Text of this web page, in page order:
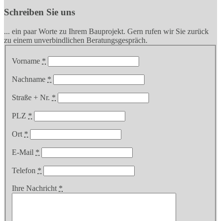
Schreiben Sie uns
... ein paar Worte zu Ihrem Bauprojekt. Gern rufen wir Sie zurück
zu einem unverbindlichen Beratungsgespräch.
Vorname *
Nachname *
Straße + Nr. *
PLZ *
Ort *
E-Mail *
Telefon *
Ihre Nachricht *